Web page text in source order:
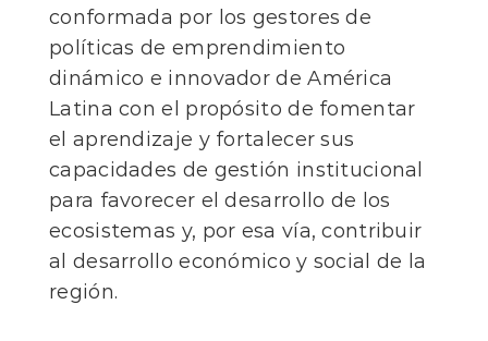
conformada por los gestores de
políticas de emprendimiento
dinámico e innovador de América
Latina con el propósito de fomentar
el aprendizaje y fortalecer sus
capacidades de gestión institucional
para favorecer el desarrollo de los
ecosistemas y, por esa vía, contribuir
al desarrollo económico y social de la
región.